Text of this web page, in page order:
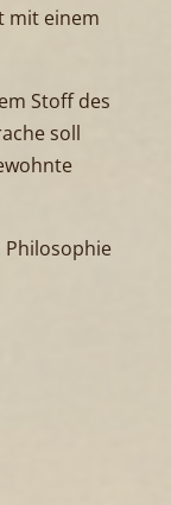
mit einem
Stoff des
soll
Philosophie